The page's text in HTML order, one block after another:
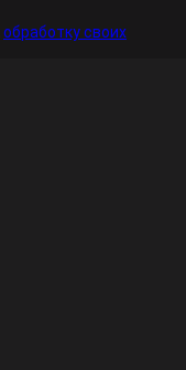
обработку своих